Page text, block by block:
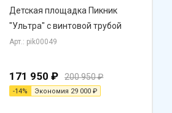
Детская площадка Пикник
"Ультра" с винтовой трубой
Арт.: pik00049
171 950 ₽ 200 950₽
-14% Экономия 29 000 ₽